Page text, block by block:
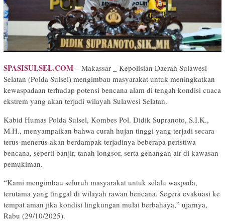
SPASISULSEL.COM – Makassar _ Kepolisian Daerah Sulawesi
Selatan (Polda Sulsel) mengimbau masyarakat untuk meningkatkan
kewaspadaan terhadap potensi bencana alam di tengah kondisi cuaca
ekstrem yang akan terjadi wilayah Sulawesi Selatan.
Kabid Humas Polda Sulsel, Kombes Pol. Didik Supranoto, S.I.K.,
M.H., menyampaikan bahwa curah hujan tinggi yang terjadi secara
terus-menerus akan berdampak terjadinya beberapa peristiwa
bencana, seperti banjir, tanah longsor, serta genangan air di kawasan
pemukiman.
“Kami mengimbau seluruh masyarakat untuk selalu waspada,
terutama yang tinggal di wilayah rawan bencana. Segera evakuasi ke
tempat aman jika kondisi lingkungan mulai berbahaya,” ujarnya,
Rabu (29/10/2025).